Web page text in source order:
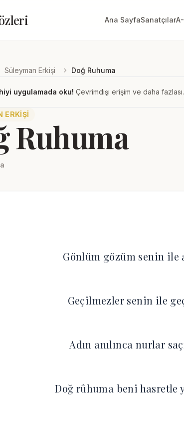
Ana SayfaSanatçılar
Süleyman Erkişi chevron_right Doğ Ruhuma
uygulamada oku! Çevrimdışı erişim ve daha fazlası.
ERKIŞI
Ruhuma
Gönlüm gözüm senin ile
Geçilmezler senin ile
Adın anılınca nurlar
Doğ rûhuma beni hasretle